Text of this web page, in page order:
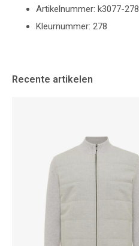
Artikelnummer: k3077-278
Kleurnummer: 278
Recente artikelen